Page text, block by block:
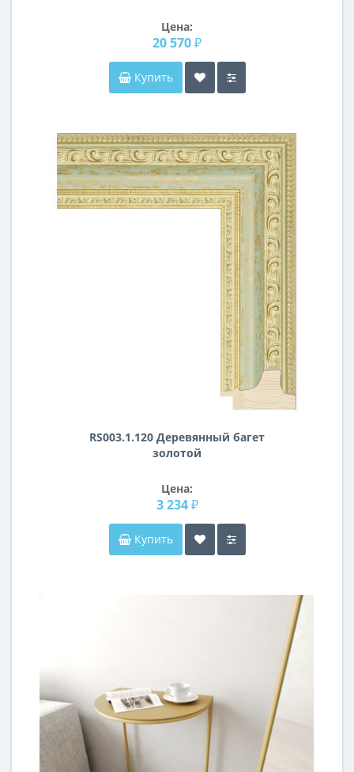
Цена:
20 570 ₽
Купить
RS003.1.120 Деревянный багет
золотой
Цена:
3 234 ₽
Купить